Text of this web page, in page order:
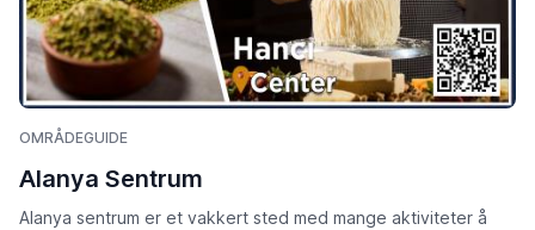
OMRÅDEGUIDE
Alanya Sentrum
Alanya sentrum er et vakkert sted med mange aktiviteter å